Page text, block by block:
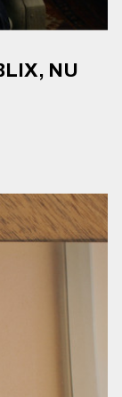
NU